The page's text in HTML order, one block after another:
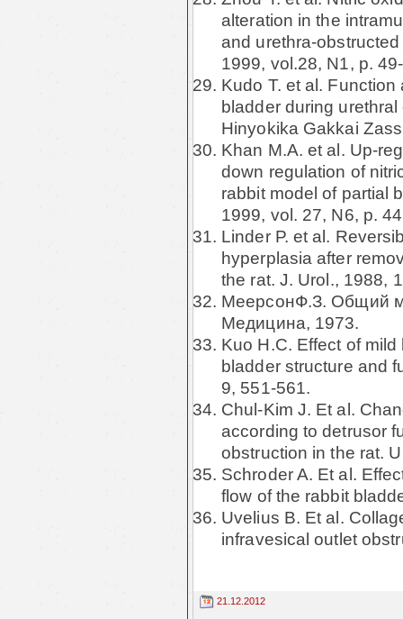
alteration in the
and urethra-
1999, vol.28, N1, p.
Kudo T. et al.
bladder during
Hinyokika Gakkai
Khan M.A. et al. Up-
down regulation of
rabbit model of partial
1999, vol. 27, N6, p.
Linder P. et al.
hyperplasia after
the rat. J. Urol., 1988,
МеерсонФ.З. Общий
Медицина, 1973.
Kuo H.C. Effect of
bladder structure and
9, 551-561.
Chul-Kim J. Et al.
according to detrusor
obstruction in the rat.
Schroder A. Et al.
flow of the rabbit
Uvelius B. Et al.
infravesical outlet
21.12.2012